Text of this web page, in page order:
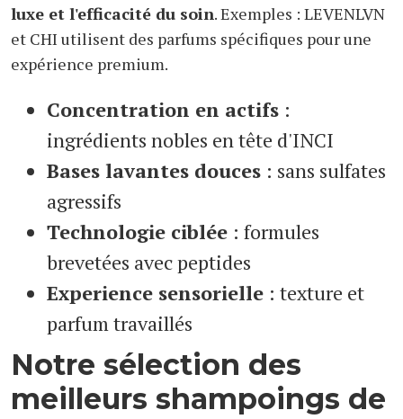
luxe et l'efficacité du soin. Exemples : LEVENLVN
et CHI utilisent des parfums spécifiques pour une
expérience premium.
Concentration en actifs :
ingrédients nobles en tête d'INCI
Bases lavantes douces : sans sulfates
agressifs
Technologie ciblée : formules
brevetées avec peptides
Experience sensorielle : texture et
parfum travaillés
Notre sélection des
meilleurs shampoings de